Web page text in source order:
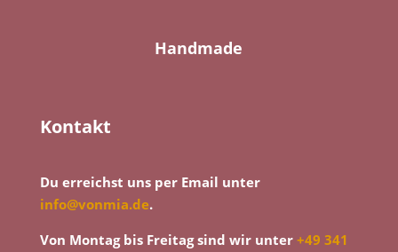
Handmade
Kontakt
Du erreichst uns per Email unter
info@vonmia.de.
Von Montag bis Freitag sind wir unter +49 341